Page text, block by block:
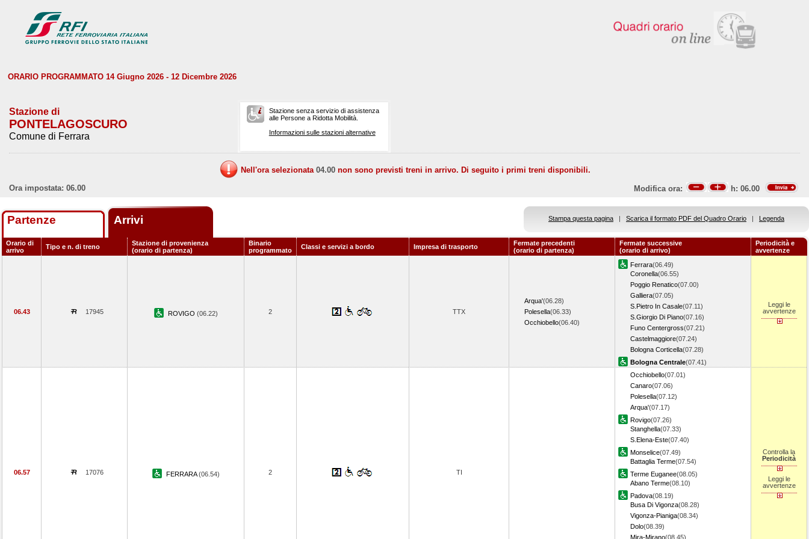
ORARIO PROGRAMMATO 14 Giugno 2026 - 12 Dicembre 2026
Stazione di
PONTELAGOSCURO
Comune di Ferrara
Stazione senza servizio di assistenza
alle Persone a Ridotta Mobilità.
Informazioni sulle stazioni alternative
Nell'ora selezionata 04.00 non sono previsti treni in arrivo. Di seguito i primi treni disponibili.
Ora impostata: 06.00
Modifica ora: h: 06.00
Partenze Arrivi Stampa questa pagina | Scarica il formato PDF del Quadro Orario | Legenda
Orario di
arrivo
Tipo e n. di treno
Stazione di provenienza
(orario di partenza)
Binario
programmato
Classi e servizi a bordo Impresa di trasporto
Fermate precedenti
(orario di partenza)
Fermate successive
(orario di arrivo)
Periodicità e
avvertenze
06.43 17945 ROVIGO (06.22) 2 TTX
Arqua'(06.28)
Polesella(06.33)
Occhiobello(06.40)
Ferrara(06.49)
Coronella(06.55)
Poggio Renatico(07.00)
Galliera(07.05)
S.Pietro In Casale(07.11)
S.Giorgio Di Piano(07.16)
Funo Centergross(07.21)
Castelmaggiore(07.24)
Bologna Corticella(07.28)
Bologna Centrale(07.41)
Leggi le
avvertenze
06.57 17076 FERRARA(06.54) 2 TI
Occhiobello(07.01)
Canaro(07.06)
Polesella(07.12)
Arqua'(07.17)
Rovigo(07.26)
Stanghella(07.33)
S.Elena-Este(07.40)
Monselice(07.49)
Battaglia Terme(07.54)
Terme Euganee(08.05)
Abano Terme(08.10)
Padova(08.19)
Busa Di Vigonza(08.28)
Vigonza-Pianiga(08.34)
Dolo(08.39)
Mira-Mirano(08.45)
Controlla la
Periodicità
Leggi le
avvertenze